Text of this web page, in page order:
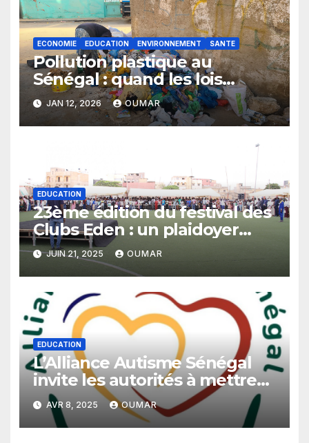
ECONOMIE EDUCATION ENVIRONNEMENT SANTE
Pollution plastique au
Sénégal : quand les lois
restent sans effet
JAN 12, 2026 OUMAR
EDUCATION
23ème édition du festival des
Clubs Eden : un plaidoyer
pour un budget sensible aux
droits de l’enfant
JUIN 21, 2025 OUMAR
EDUCATION
L’Alliance Autisme Sénégal
invite les autorités à mettre
en place un programme
d’inclusion scolaire pour les
enfants autistes
AVR 8, 2025 OUMAR